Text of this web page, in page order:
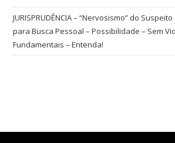
JURISPRUDÊNCIA – “Nervosismo” do
para Busca Pessoal – Possibilidade – Sem
Fundamentais – Entenda!